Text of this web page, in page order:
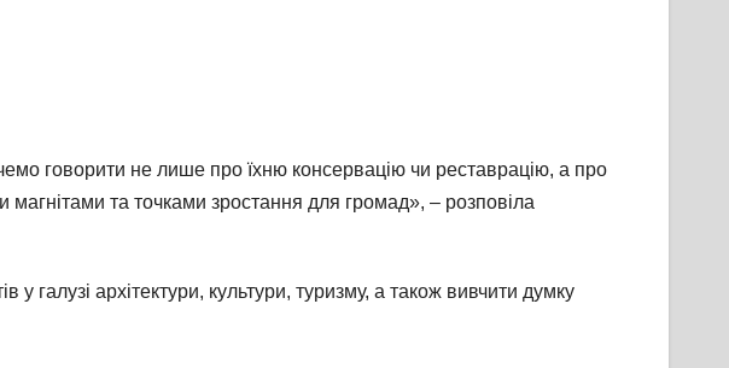
говорити не лише про їхню консервацію чи реставрацію, а про
та точками зростання для громад», – розповіла
у галузі архітектури, культури, туризму, а також вивчити думку